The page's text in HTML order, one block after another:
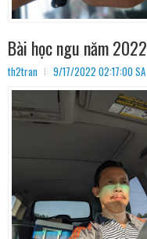
Bài học ngu năm 2022
th2tran 9/17/2022 02:17:00 SA